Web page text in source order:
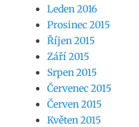
Leden 2016
Prosinec 2015
Říjen 2015
Září 2015
Srpen 2015
Červenec 2015
Červen 2015
Květen 2015